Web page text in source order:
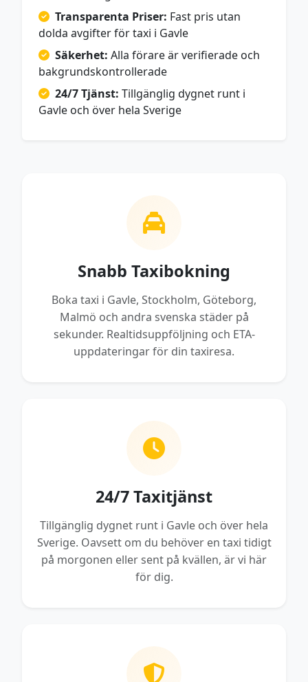
Transparenta Priser: Fast pris utan
dolda avgifter för taxi i Gavle
Säkerhet: Alla förare är verifierade och
bakgrundskontrollerade
24/7 Tjänst: Tillgänglig dygnet runt i
Gavle och över hela Sverige
Snabb Taxibokning
Boka taxi i Gavle, Stockholm, Göteborg,
Malmö och andra svenska städer på
sekunder. Realtidsuppföljning och ETA-
uppdateringar för din taxiresa.
24/7 Taxitjänst
Tillgänglig dygnet runt i Gavle och över hela
Sverige. Oavsett om du behöver en taxi tidigt
på morgonen eller sent på kvällen, är vi här
för dig.